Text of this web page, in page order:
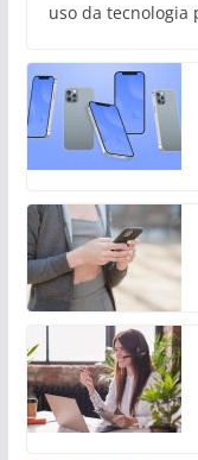
uso da tecnologia